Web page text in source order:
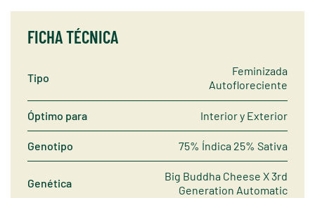
FICHA TÉCNICA
Tipo
Feminizada
Autofloreciente
Óptimo para Interior y Exterior
Genotipo 75% Índica 25% Sativa
Genética
Big Buddha Cheese X 3rd
Generation Automatic